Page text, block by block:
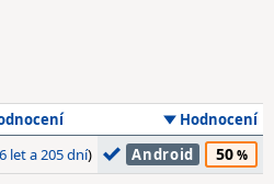
Hodnocení
6 let a 205 dní) Android 50